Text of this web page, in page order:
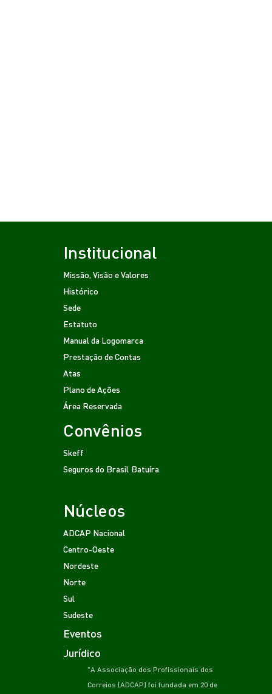
Institucional
Missão, Visão e Valores
Histórico
Sede
Estatuto
Manual da Logomarca
Prestação de Contas
Atas
Plano de Ações
Área Reservada
Convênios
Skeff
Seguros do Brasil Batuíra
Núcleos
ADCAP Nacional
Centro-Oeste
Nordeste
Norte
Sul
Sudeste
Eventos
Jurídico
"A Associação dos Profissionais dos
Correios (ADCAP) foi fundada em 20 de